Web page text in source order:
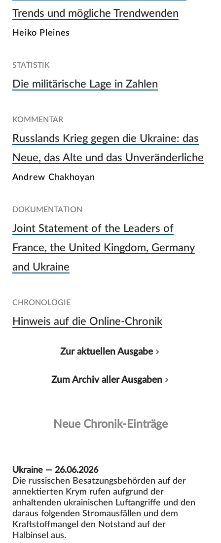
Trends und mögliche Trendwenden
Heiko Pleines
STATISTIK
Die militärische Lage in Zahlen
KOMMENTAR
Russlands Krieg gegen die Ukraine: das
Neue, das Alte und das Unveränderliche
Andrew Chakhoyan
DOKUMENTATION
Joint Statement of the Leaders of
France, the United Kingdom, Germany
and Ukraine
CHRONOLOGIE
Hinweis auf die Online-Chronik
Zur aktuellen Ausgabe
Zum Archiv aller Ausgaben
Neue Chronik-Einträge
Ukraine — 26.06.2026
Die russischen Besatzungsbehörden auf der
annektierten Krym rufen aufgrund der
anhaltenden ukrainischen Luftangriffe und den
daraus folgenden Stromausfällen und dem
Kraftstoffmangel den Notstand auf der
Halbinsel aus.